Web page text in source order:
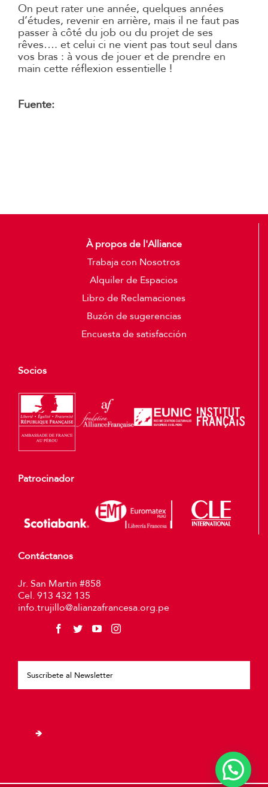
On peut rater une année, quelques années
d’études, revenir en arrière, mais il ne faut pas
passer à côté du job ou du projet de ses
rêves…. et celui ci ne vient pas tout seul dans
vos bras : à vous de jouer et de prendre en
main cette réflexion essentielle !
Fuente:
À propos de l'Alliance
Trabaja con Nosotros
Alquiler de Espacios
Libro de Reclamaciones
Buzón de sugerencias
Encuesta de satisfacción
Socios
Patrocinador
Contáctanos
Jr. San Martin #858
Cel. 913 432 135
info.trujillo@alianzafrancesa.org.pe